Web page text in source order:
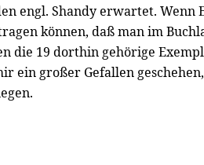
engl. Shandy erwartet. Wenn
können, daß man im
die 19 dorthin gehörige
ein großer Gefallen geschehen,